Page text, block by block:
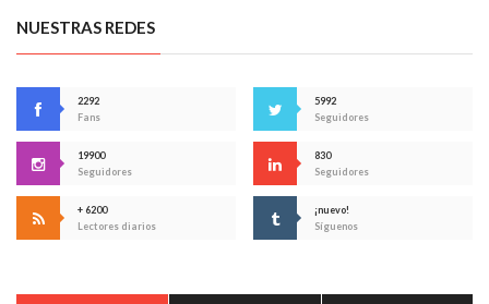
NUESTRAS REDES
2292
Fans
5992
Seguidores
19900
Seguidores
830
Seguidores
+ 6200
Lectores diarios
¡nuevo!
Síguenos